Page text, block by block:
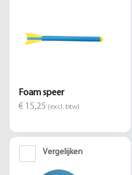
Foam speer
€ 15,25 (excl. btw)
Vergelijken